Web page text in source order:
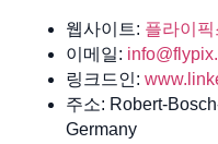
웹사이트: 플라이픽
이메일:
링크드인:
주소: Robert-
Germany